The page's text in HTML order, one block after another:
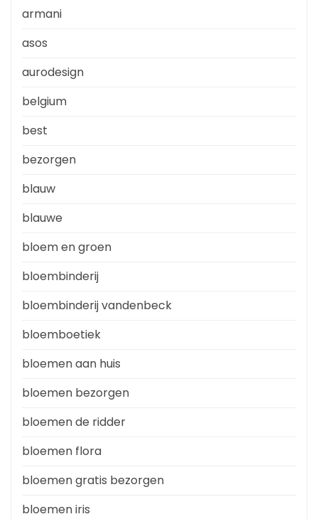
armani
asos
aurodesign
belgium
best
bezorgen
blauw
blauwe
bloem en groen
bloembinderij
bloembinderij vandenbeck
bloemboetiek
bloemen aan huis
bloemen bezorgen
bloemen de ridder
bloemen flora
bloemen gratis bezorgen
bloemen iris